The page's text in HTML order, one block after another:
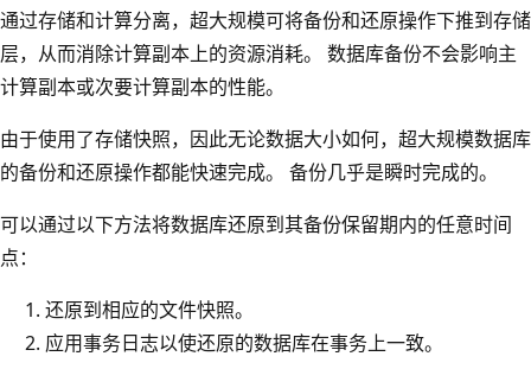
通过存储和计算分离，超大规模可将备份和还原操作下推到存储
层，从而消除计算副本上的资源消耗。 数据库备份不会影响主
计算副本或次要计算副本的性能。
由于使用了存储快照，因此无论数据大小如何，超大规模数据库
的备份和还原操作都能快速完成。 备份几乎是瞬时完成的。
可以通过以下方法将数据库还原到其备份保留期内的任意时间
点：
还原到相应的文件快照。
应用事务日志以使还原的数据库在事务上一致。